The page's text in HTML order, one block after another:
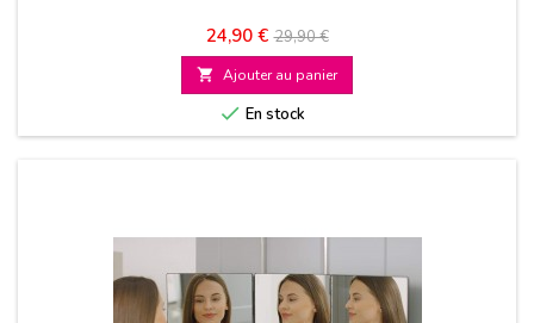
Prix
24,90 € Prix
de
base
29,90 €
 Ajouter au panier
 En stock